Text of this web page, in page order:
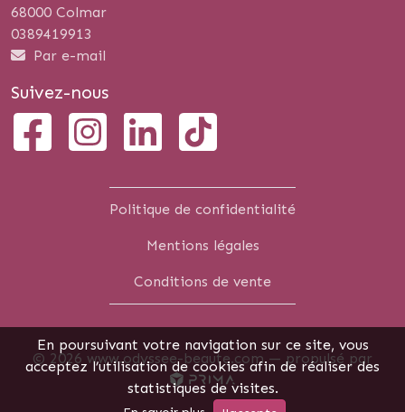
68000 Colmar
0389419913
Par e-mail
Suivez-nous
Politique de confidentialité
Mentions légales
Conditions de vente
© 2026 www.odyssee-beaute.com — propulsé par
En poursuivant votre navigation sur ce site, vous
acceptez l’utilisation de cookies afin de réaliser des
statistiques de visites.